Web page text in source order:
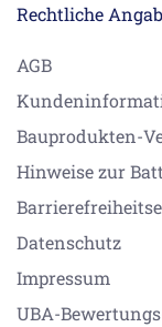
Rechtliche
AGB
Bauprodukten-
Hinweise zur
Datenschutz
Impressum
UBA-